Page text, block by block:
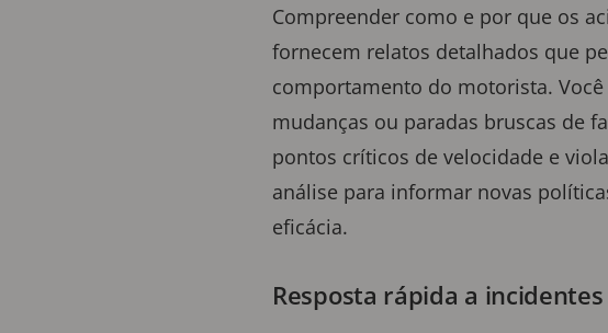
Compreender como e por que os
fornecem relatos detalhados que
comportamento do motorista.
mudanças ou paradas bruscas de
pontos críticos de velocidade e
análise para informar novas
eficácia.
Resposta rápida a incidentes